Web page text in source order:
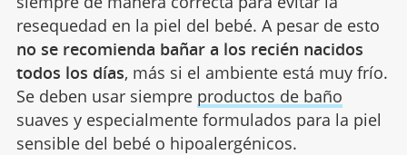
resequedad en la piel del bebé. A pesar de esto
no se recomienda bañar a los recién nacidos
todos los días, más si el ambiente está muy frío.
Se deben usar siempre productos de baño
suaves y especialmente formulados para la piel
sensible del bebé o hipoalergénicos.